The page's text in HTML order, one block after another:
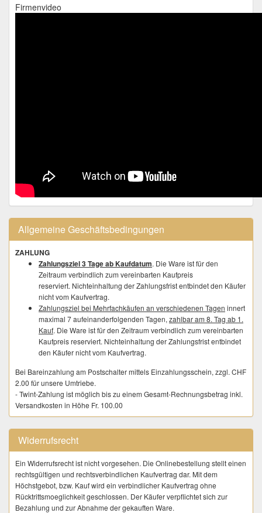
Firmenvideo
Allgemeine Geschäftsbedingungen
ZAHLUNG
Zahlungsziel 3 Tage ab Kaufdatum. Die Ware ist für den
Zeitraum verbindlich zum vereinbarten Kaufpreis
reserviert. Nichteinhaltung der Zahlungsfrist entbindet den Käufer
nicht vom Kaufvertrag.
Zahlungsziel bei Mehrfachkäufen an verschiedenen Tagen innert
maximal 7 aufeinanderfolgenden Tagen, zahlbar am 8. Tag ab 1.
Kauf. Die Ware ist für den Zeitraum verbindlich zum vereinbarten
Kaufpreis reserviert. Nichteinhaltung der Zahlungsfrist entbindet
den Käufer nicht vom Kaufvertrag.
Bei Bareinzahlung am Postschalter mittels Einzahlungsschein, zzgl. CHF
2.00 für unsere Umtriebe.
- Twint-Zahlung ist möglich bis zu einem Gesamt-Rechnungsbetrag inkl.
Versandkosten in Höhe Fr. 100.00
ABNAHME
Ware wird nach der Bezahlung nicht bei uns eingelagert oder
zwischengelagert. Die Kundschaft trägt dafür Sorge unmittelbar nach
dem Kauf eine verbindliche Versandadresse zur Verfügung zu stellen.
LIEFERUNG
Der Versand erfolgt nach vollständigem Zahlungseingang die vom
Käufer auf numisauktion.ch hinterlegte Adresse. Eine abweichende
Widerrufsrecht
Ein Widerrufsrecht ist nicht vorgesehen. Die Onlinebestellung stellt einen
rechtsgültigen und rechtsverbindlichen Kaufvertrag dar. Mit dem
Höchstgebot, bzw. Kauf wird ein verbindlicher Kaufvertrag ohne
Rücktrittsmoeglichkeit geschlossen. Der Käufer verpflichtet sich zur
Bezahlung und zur Abnahme der gekauften Ware.